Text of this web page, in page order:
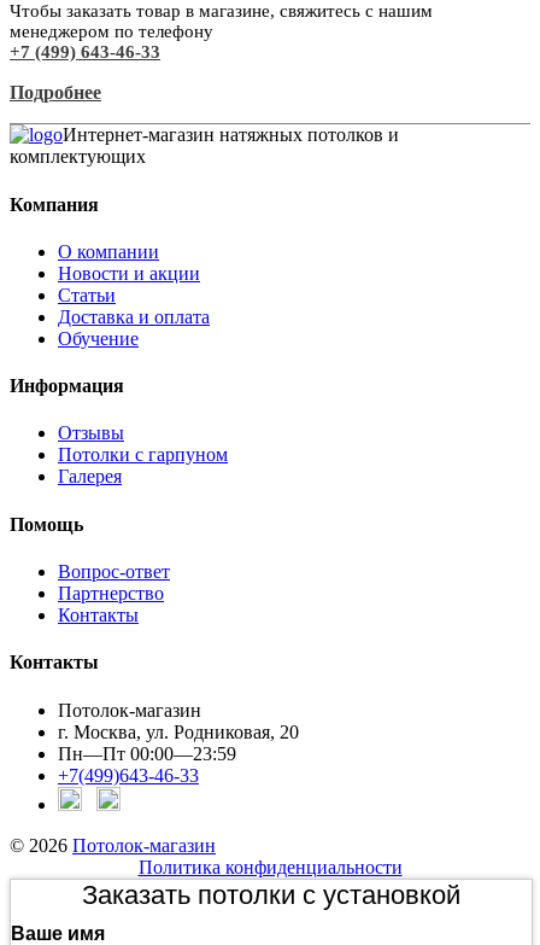
Чтобы заказать товар в магазине, свяжитесь с нашим
менеджером по телефону
+7 (499) 643-46-33
Подробнее
Интернет-магазин натяжных потолков и
комплектующих
Компания
О компании
Новости и акции
Статьи
Доставка и оплата
Обучение
Информация
Отзывы
Потолки с гарпуном
Галерея
Помощь
Вопрос-ответ
Партнерство
Контакты
Контакты
Потолок-магазин
г. Москва, ул. Родниковая, 20
Пн—Пт 00:00—23:59
+7(499)643-46-33
© 2026 Потолок-магазин
Политика конфиденциальности
Заказать потолки с установкой
Ваше имя